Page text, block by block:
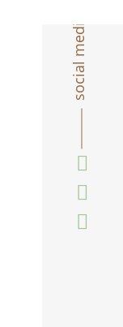



social media